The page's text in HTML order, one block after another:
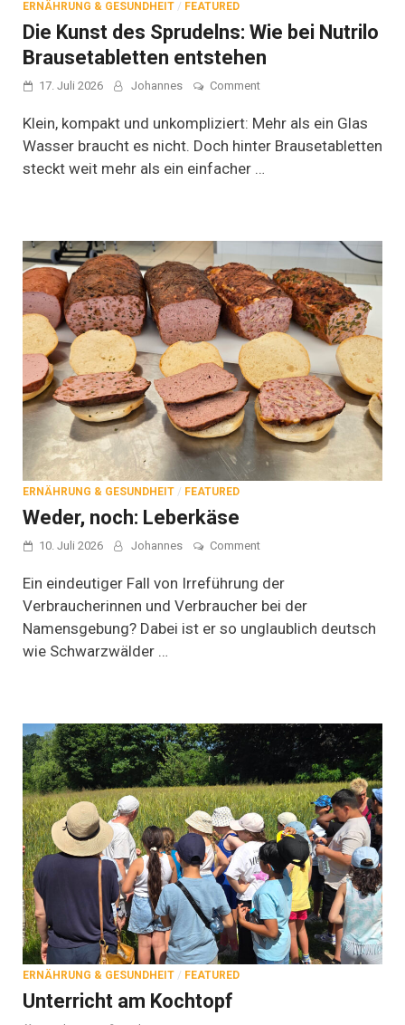
ERNÄHRUNG & GESUNDHEIT / FEATURED
Die Kunst des Sprudelns: Wie bei Nutrilo
Brausetabletten entstehen
17. Juli 2026 Johannes Commenton
Kunst
Sprudelns:
Klein, kompakt und unkompliziert: Mehr als ein Glas
Wasser braucht es nicht. Doch hinter Brausetabletten
steckt weit mehr als ein einfacher …
ERNÄHRUNG & GESUNDHEIT / FEATURED
Weder, noch: Leberkäse
10. Juli 2026 Johannes Commenton
noch:
Ein eindeutiger Fall von Irreführung der
Verbraucherinnen und Verbraucher bei der
Namensgebung? Dabei ist er so unglaublich deutsch
wie Schwarzwälder …
ERNÄHRUNG & GESUNDHEIT / FEATURED
Unterricht am Kochtopf